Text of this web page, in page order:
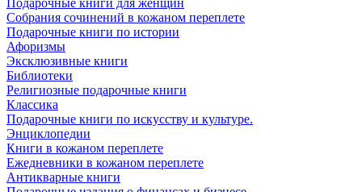
Подарочные книги для женщин
Собрания сочинений в кожаном переплете
Подарочные книги по истории
Афоризмы
Эксклюзивные книги
Библиотеки
Религиозные подарочные книги
Классика
Подарочные книги по искусству и культуре.
Энциклопедии
Книги в кожаном переплете
Ежедневники в кожаном переплете
Антикварные книги